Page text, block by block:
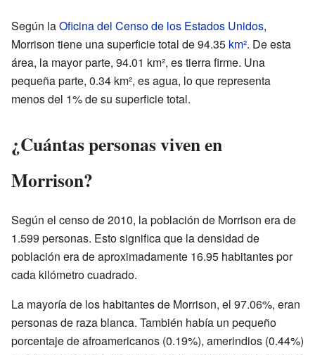
Según laOficina del Censo de los Estados Unidos,
Morrison tiene una superficie total de 94.35 km². De esta
área, la mayor parte, 94.01 km², es tierra firme. Una
pequeña parte, 0.34 km², es agua, lo que representa
menos del 1% de su superficie total.
¿Cuántas personas viven en
Morrison?
Según el censo de 2010, la población de Morrison era de
1.599 personas. Esto significa que la densidad de
población era de aproximadamente 16.95 habitantes por
cada kilómetro cuadrado.
La mayoría de los habitantes de Morrison, el 97.06%, eran
personas de raza blanca. También había un pequeño
porcentaje de afroamericanos (0.19%), amerindios (0.44%)